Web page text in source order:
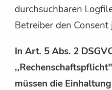
durchsuchbaren
Betreiber den
In Art. 5 Abs. 2
müssen die